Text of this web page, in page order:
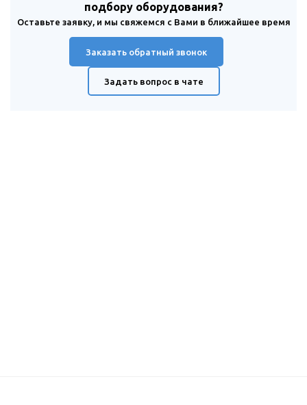
подбору оборудования?
Оставьте заявку, и мы свяжемся с Вами в ближайшее время
Заказать обратный звонок
Задать вопрос в чате